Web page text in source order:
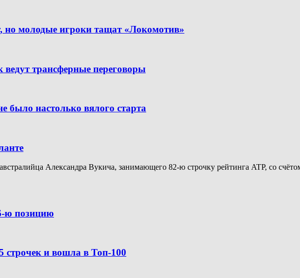
но молодые игроки тащат «Локомотив»
трансферные переговоры
было настолько вялого старта
Александра Вукича, занимающего 82-ю строчку рейтинга ATP, со
ю позицию
строчек и вошла в Топ-100